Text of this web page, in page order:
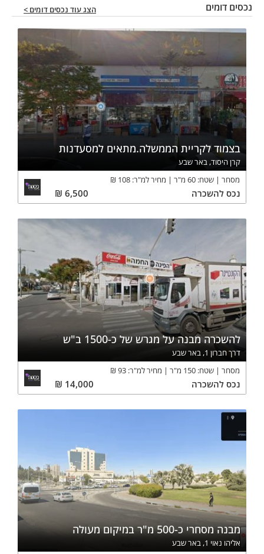
נכסים דומים הצג עוד נכסים דומים >
בצמוד לקריית הממשלה.מתאים למסעדנות
קרן היסוד, באר שבע
מסחר
שטח: 60 מ"ר מחיר למ"ר: 108
₪
נכס להשכרה 6,500
₪
להשכרה מבנה על מגרש של כ-1500 ב"ש
דרך חברון 1, באר שבע
מסחר
שטח: 150 מ"ר מחיר למ"ר: 93
₪
נכס להשכרה 14,000
₪
מבנה מסחרי כ-500 מ"ר במיקום מעולה
אליהו נאוי 1, באר שבע